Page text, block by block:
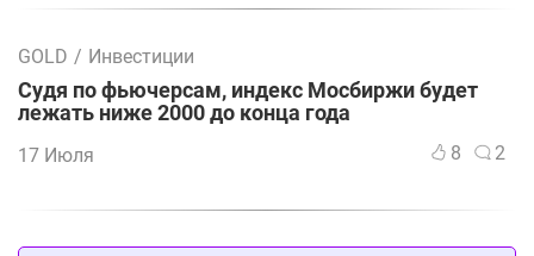
GOLD / Инвестиции
Судя по фьючерсам, индекс Мосбиржи будет
лежать ниже 2000 до конца года
17 Июля 8 2